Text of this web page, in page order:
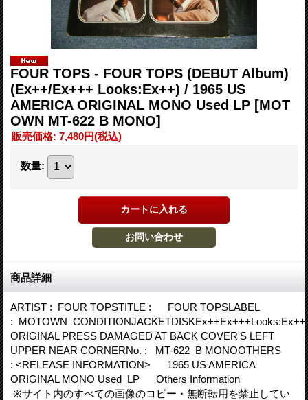
FOUR TOPS - FOUR TOPS (DEBUT Album)
(Ex++/Ex+++ Looks:Ex++) / 1965 US
AMERICA ORIGINAL MONO Used LP [MOT
OWN MT-622 B MONO]
販売価格: 7,480円(税込)
数量:
商品詳細
ARTIST : FOUR TOPSTITLE : FOUR TOPSLABEL
: MOTOWN CONDITIONJACKETDISKEx++Ex+++Looks:Ex++
ORIGINAL PRESS DAMAGED AT BACK COVER'S LEFT
UPPER NEAR CORNERNo. : MT-622 B MONOOTHERS
: <RELEASE INFORMATION> 1965 US AMERICA
ORIGINAL MONO Used LP Others Information
※サイト内のすべての画像のコピー・無断転用を禁止してい